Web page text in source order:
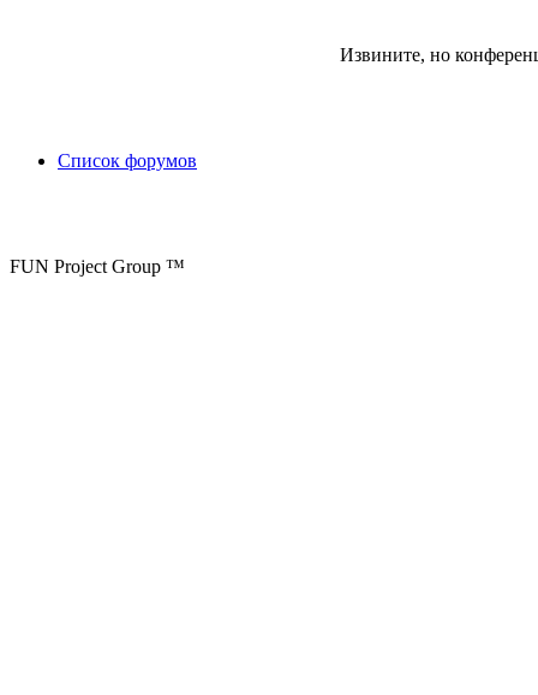
Извините, но
Список форумов
FUN Project Group ™